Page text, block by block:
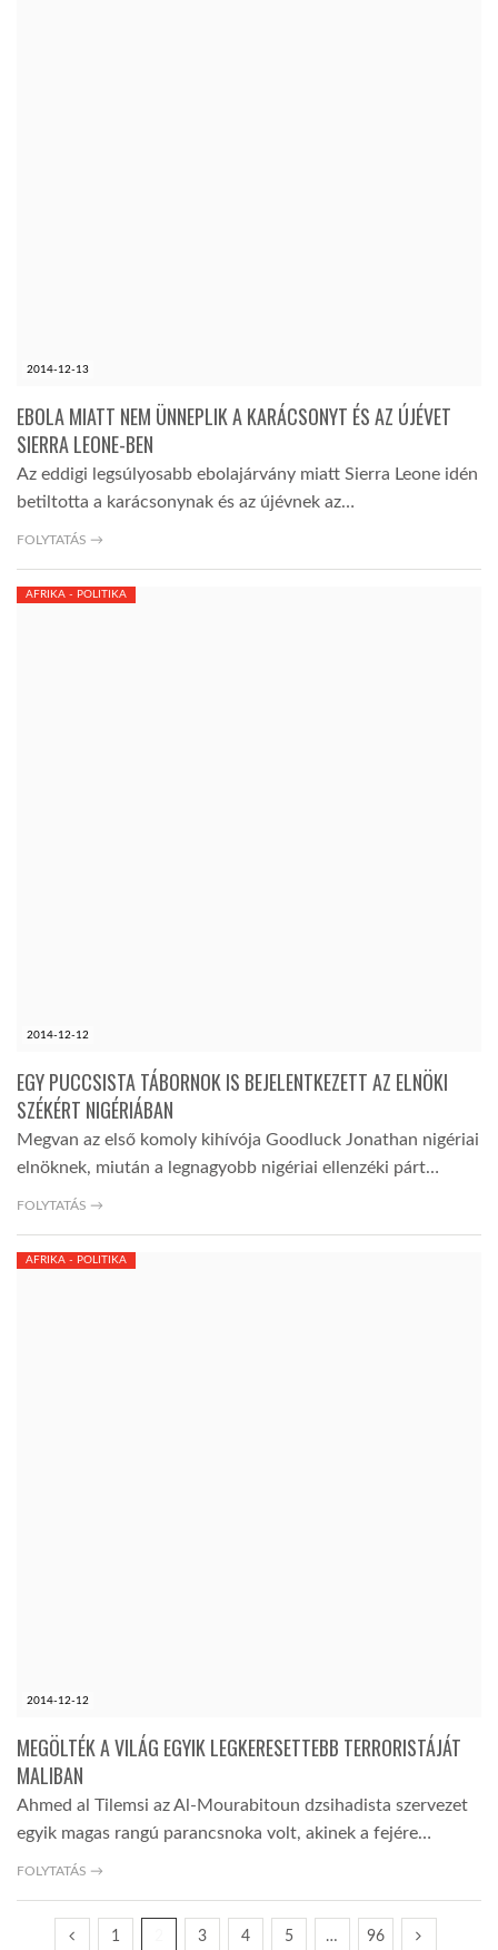
2014-12-13
EBOLA MIATT NEM ÜNNEPLIK A KARÁCSONYT ÉS AZ ÚJÉVET
SIERRA LEONE-BEN
Az eddigi legsúlyosabb ebolajárvány miatt Sierra Leone idén
betiltotta a karácsonynak és az újévnek az…
FOLYTATÁS →
2014-12-12
AFRIKA - POLITIKA
EGY PUCCSISTA TÁBORNOK IS BEJELENTKEZETT AZ ELNÖKI
SZÉKÉRT NIGÉRIÁBAN
Megvan az első komoly kihívója Goodluck Jonathan nigériai
elnöknek, miután a legnagyobb nigériai ellenzéki párt…
FOLYTATÁS →
2014-12-12
AFRIKA - POLITIKA
MEGÖLTÉK A VILÁG EGYIK LEGKERESETTEBB TERRORISTÁJÁT
MALIBAN
Ahmed al Tilemsi az Al-Mourabitoun dzsihadista szervezet
egyik magas rangú parancsnoka volt, akinek a fejére…
FOLYTATÁS →
1 3 4 5 … 96